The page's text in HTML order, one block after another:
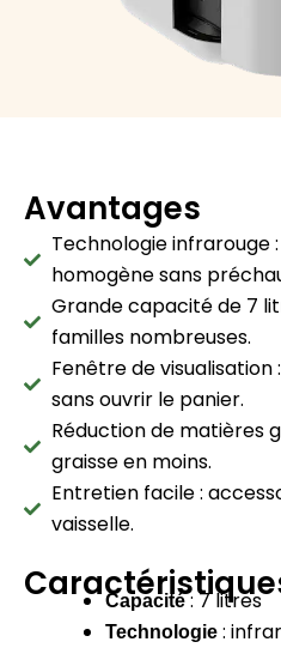
Avantages
Technologie infrarouge
homogène sans
Grande capacité de 7
familles nombreuses.
Fenêtre de visualisation
sans ouvrir le panier.
Réduction de matières
graisse en moins.
Entretien facile :
vaisselle.
Capacité:7 litres
Technologie :